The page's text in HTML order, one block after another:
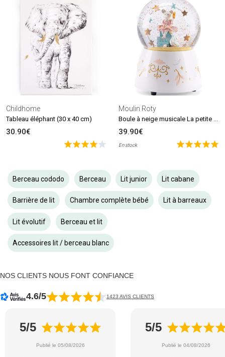
Childhome
Tableau éléphant (30 x 40 cm)
30.90€
Moulin Roty
39.90€
En stock
Berceau cododo Berceau Lit junior Lit cabane
Barrière de lit Chambre complète bébé Lit à barreaux
Lit évolutif Berceau et lit
Accessoires lit / berceau blanc
NOS CLIENTS NOUS FONT CONFIANCE
4.6/5 1423 AVIS CLIENTS
5/5
Publié le 05/08/2026
5/5
Publié le 04/08/2026